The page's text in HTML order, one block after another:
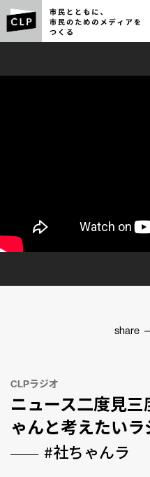
share
CLPラジオ
ニュース二度見
ゃんと考えたいラ
#社ちゃんラ